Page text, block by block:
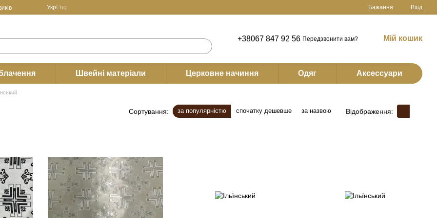
УкрEng Бажання Вхід
+38067 847 92 56 Передзвонити вам? Мій кошик
Швейні матеріали Церковне начиння Одяг Аксессуари
Сортування: за популярністю спочатку дешевше за назвою Відображення: